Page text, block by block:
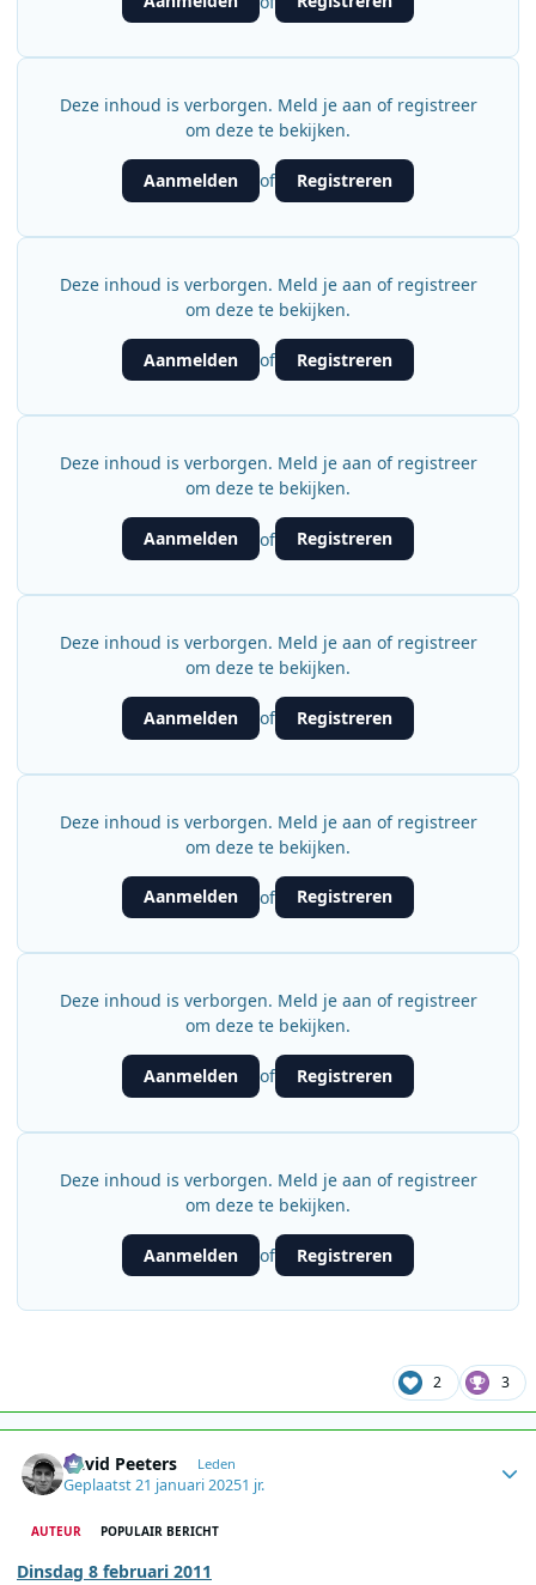
Deze inhoud is verborgen. Meld je aan of registreer
om deze te bekijken.
Aanmelden of Registreren
Deze inhoud is verborgen. Meld je aan of registreer
om deze te bekijken.
Aanmelden of Registreren
Deze inhoud is verborgen. Meld je aan of registreer
om deze te bekijken.
Aanmelden of Registreren
Deze inhoud is verborgen. Meld je aan of registreer
om deze te bekijken.
Aanmelden of Registreren
Deze inhoud is verborgen. Meld je aan of registreer
om deze te bekijken.
Aanmelden of Registreren
Deze inhoud is verborgen. Meld je aan of registreer
om deze te bekijken.
Aanmelden of Registreren
Deze inhoud is verborgen. Meld je aan of registreer
om deze te bekijken.
Aanmelden of Registreren
2 3
David Peeters Leden
Geplaatst21 januari 20251 jr.
AUTEUR POPULAIR BERICHT
Dinsdag 8 februari 2011